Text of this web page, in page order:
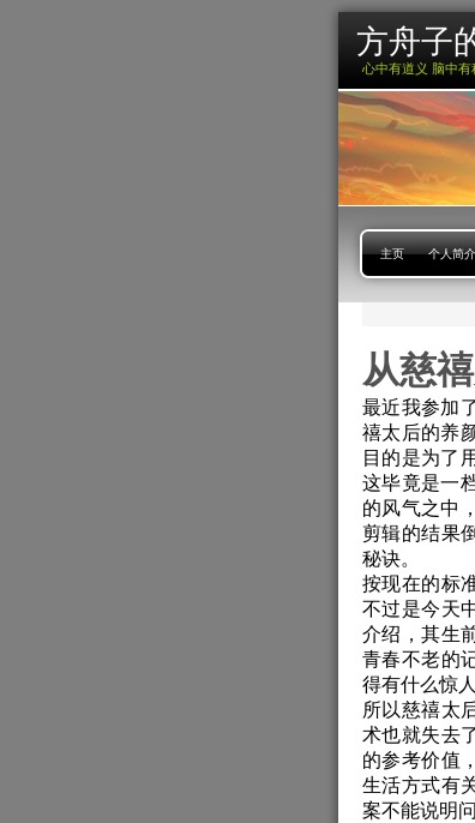
方舟子
心中有道义 脑中有
主页 个人简介
从慈
最近我参加
禧太后的养
目的是为了
这毕竟是一
的风气之中
剪辑的结果
秘诀。
按现在的标
不过是今天
介绍，其生
青春不老的
得有什么惊
所以慈禧太
术也就失去
的参考价值
生活方式有
案不能说明